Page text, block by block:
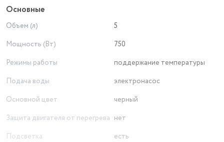
Основные
Объем (л)
5
Мощность (Вт)
750
Режимы работы
поддержание температуры
Подача воды
электронасос
Основной цвет
черный
Защита двигателя от перегрева нет
Подсветка
есть